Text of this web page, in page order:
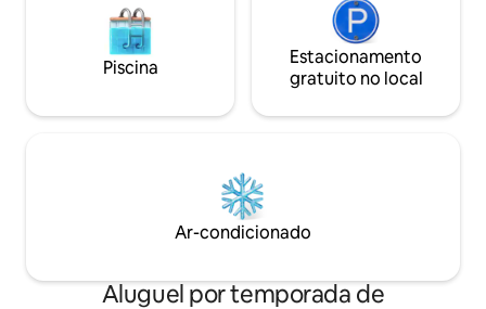
Piscina
Estacionamento
gratuito no local
Ar-condicionado
Aluguel por temporada de